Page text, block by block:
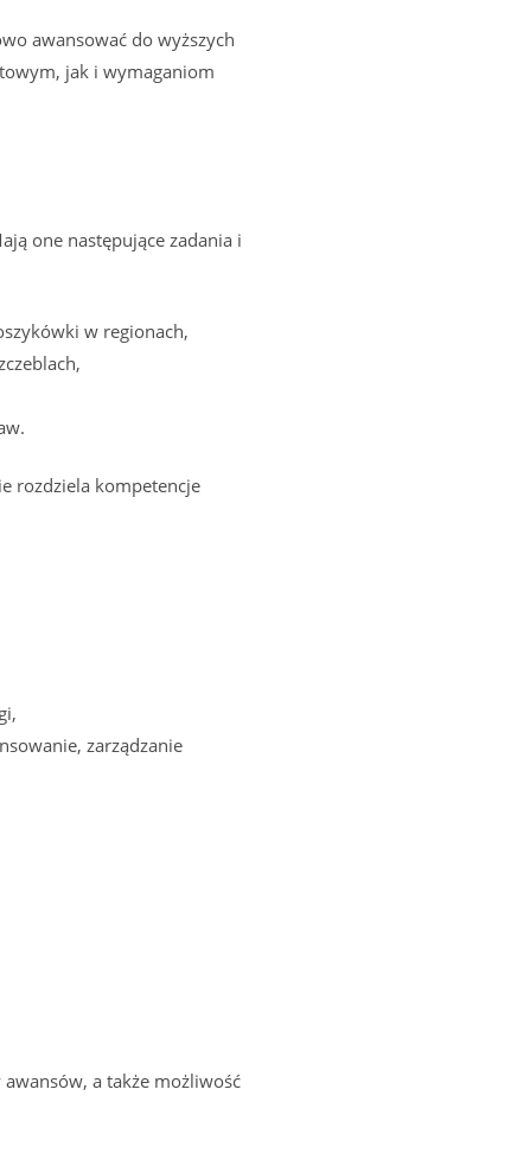
awansować do wyższych
jak i wymaganiom
one następujące zadania i
w regionach,
rozdziela kompetencje
zarządzanie
a także możliwość